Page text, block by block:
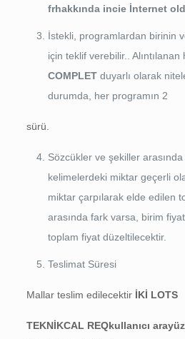
frhakkında incie İnternet
İstekli, programlardan birinin
için teklif verebilir.. Alıntılanan
COMPLET duyarlı olarak
durumda, her programın 2
sürü.
Sözcükler ve şekiller arasında
kelimelerdeki miktar geçerli
miktar çarpılarak elde edilen
arasında fark varsa, birim
toplam fiyat düzeltilecektir.
Teslimat Süresi
Mallar teslim edilecektir İKİ LOTS
TEKNİKCAL REQkullanıcı